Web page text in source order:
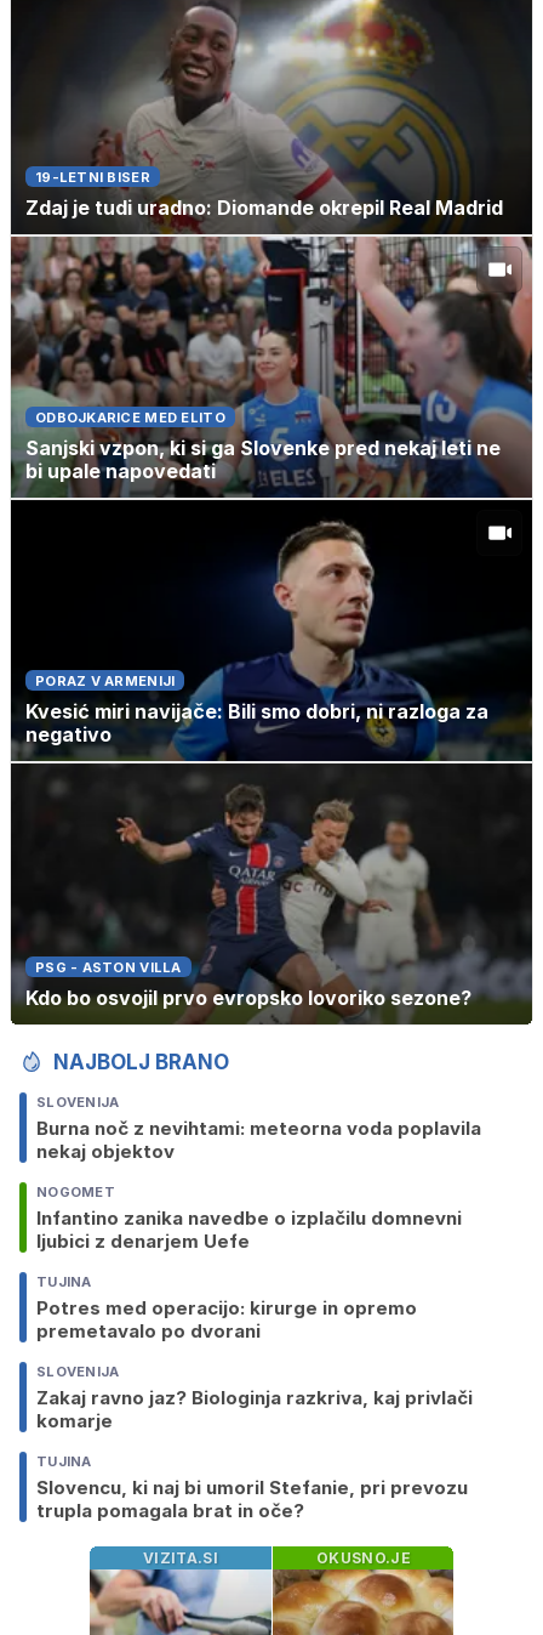
19-LETNI BISER
Zdaj je tudi uradno: Diomande okrepil Real Madrid
ODBOJKARICE MED ELITO
Sanjski vzpon, ki si ga Slovenke pred nekaj leti ne
bi upale napovedati
PORAZ V ARMENIJI
Kvesić miri navijače: Bili smo dobri, ni razloga za
negativo
PSG - ASTON VILLA
Kdo bo osvojil prvo evropsko lovoriko sezone?
NAJBOLJ BRANO
SLOVENIJA
Burna noč z nevihtami: meteorna voda poplavila
nekaj objektov
NOGOMET
Infantino zanika navedbe o izplačilu domnevni
ljubici z denarjem Uefe
TUJINA
Potres med operacijo: kirurge in opremo
premetavalo po dvorani
SLOVENIJA
Zakaj ravno jaz? Biologinja razkriva, kaj privlači
komarje
TUJINA
Slovencu, ki naj bi umoril Stefanie, pri prevozu
trupla pomagala brat in oče?
VIZITA.SI OKUSNO.JE